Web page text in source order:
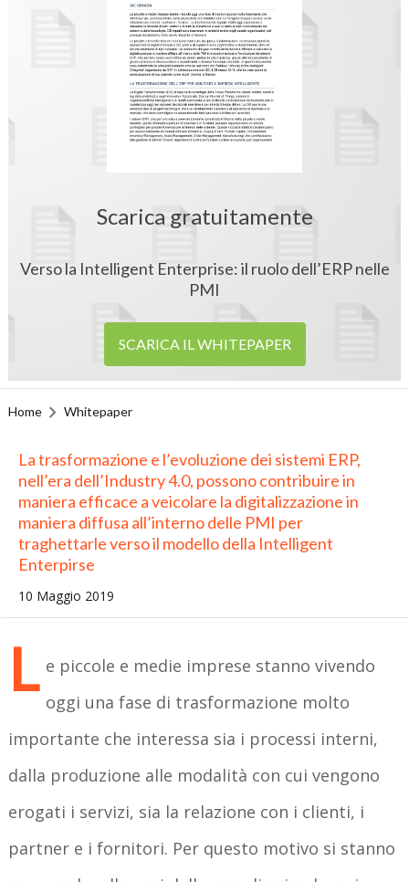
Scarica gratuitamente
Verso la Intelligent Enterprise: il ruolo dell’ERP nelle
PMI
SCARICA IL WHITEPAPER
Home Whitepaper
La trasformazione e l’evoluzione dei sistemi ERP,
nell’era dell’Industry 4.0, possono contribuire in
maniera efficace a veicolare la digitalizzazione in
maniera diffusa all’interno delle PMI per
traghettarle verso il modello della Intelligent
Enterpirse
10 Maggio 2019
L e piccole e medie imprese stanno vivendo
oggi una fase di trasformazione molto
importante che interessa sia i processi interni,
dalla produzione alle modalità con cui vengono
erogati i servizi, sia la relazione con i clienti, i
partner e i fornitori. Per questo motivo si stanno